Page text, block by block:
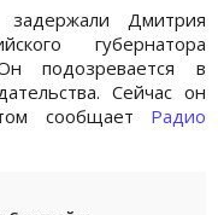
Дмитрия
губернатора
подозревается в
Сейчас он
сообщает Радио